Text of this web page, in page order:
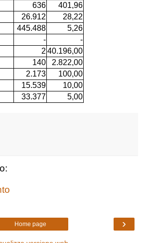
636
401,96
26.912
28,22
445.488
5,26
-
-
2 40.196,00
140
2.822,00
2.173
100,00
15.539
10,00
33.377 5,00
›
Home page